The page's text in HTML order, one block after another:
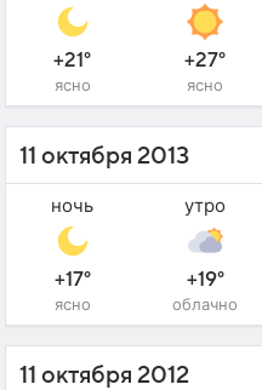
+21°
ясно
+27°
ясно
11 октября 2013
ночь
+17°
ясно
утро
+19°
облачно
11 октября 2012